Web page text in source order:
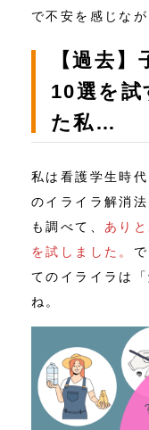
で不安を感じな
【過去
10選を試
た私…
私は看護学生時
のイライラ解消
も調べて、 あり
を試しました。
てのイライラは
ね。